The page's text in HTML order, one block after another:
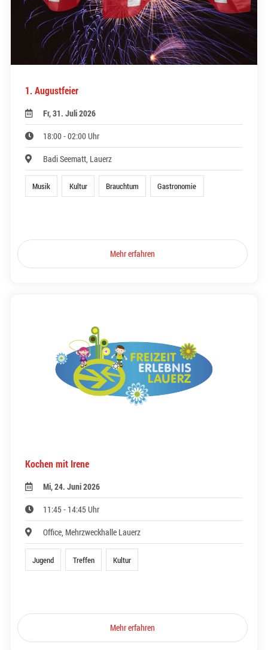
1. Augustfeier
Fr, 31. Juli 2026
18:00 - 02:00 Uhr
Badi Seematt, Lauerz
Musik Kultur Brauchtum Gastronomie
Mehr erfahren
Kochen mit Irene
Mi, 24. Juni 2026
11:45 - 14:45 Uhr
Office, Mehrzweckhalle Lauerz
Jugend Treffen Kultur
Mehr erfahren